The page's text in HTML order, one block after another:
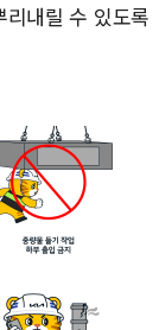
내릴 수 있도록